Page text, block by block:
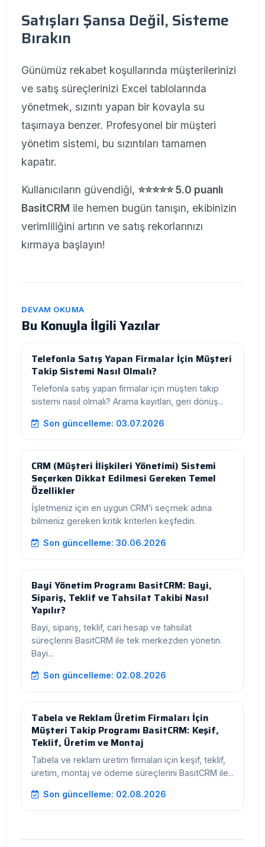
Satışları Şansa Değil, Sisteme
Bırakın
Günümüz rekabet koşullarında müşterilerinizi
ve satış süreçlerinizi Excel tablolarında
yönetmek, sızıntı yapan bir kovayla su
taşımaya benzer. Profesyonel bir müşteri
yönetim sistemi, bu sızıntıları tamamen
kapatır.
Kullanıcıların güvendiği, ⭐⭐⭐⭐⭐ 5.0 puanlı
BasitCRM ile hemen bugün tanışın, ekibinizin
verimliliğini artırın ve satış rekorlarınızı
kırmaya başlayın!
DEVAM OKUMA
Bu Konuyla İlgili Yazılar
Telefonla Satış Yapan Firmalar İçin Müşteri
Takip Sistemi Nasıl Olmalı?
Telefonla satış yapan firmalar için müşteri takip
sistemi nasıl olmalı? Arama kayıtları, geri dönüş...
Son güncelleme: 03.07.2026
CRM (Müşteri İlişkileri Yönetimi) Sistemi
Seçerken Dikkat Edilmesi Gereken Temel
Özellikler
İşletmeniz için en uygun CRM’i seçmek adına
bilmeniz gereken kritik kriterleri keşfedin.
Son güncelleme: 30.06.2026
Bayi Yönetim Programı BasitCRM: Bayi,
Sipariş, Teklif ve Tahsilat Takibi Nasıl
Yapılır?
Bayi, sipariş, teklif, cari hesap ve tahsilat
süreçlerini BasitCRM ile tek merkezden yönetin.
Bayi...
Son güncelleme: 02.08.2026
Tabela ve Reklam Üretim Firmaları İçin
Müşteri Takip Programı BasitCRM: Keşif,
Teklif, Üretim ve Montaj
Tabela ve reklam üretim firmaları için keşif, teklif,
üretim, montaj ve ödeme süreçlerini BasitCRM ile...
Son güncelleme: 02.08.2026